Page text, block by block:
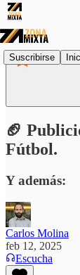
Suscribirse
🏈
Fútbol.
Y además:
Carlos Molina
feb 12, 2025
Escucha